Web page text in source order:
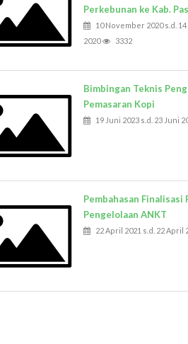
Perkebunan ke Kab.
10 November 2020 s.d.
2020
3332
Bimbingan Teknis
Pemasaran Kopi
19 Juni 2023 s.d. 23 Juni
Pembahasan Finalisasi
Pengelolaan ANKT
22 April 2021 s.d. 22 April